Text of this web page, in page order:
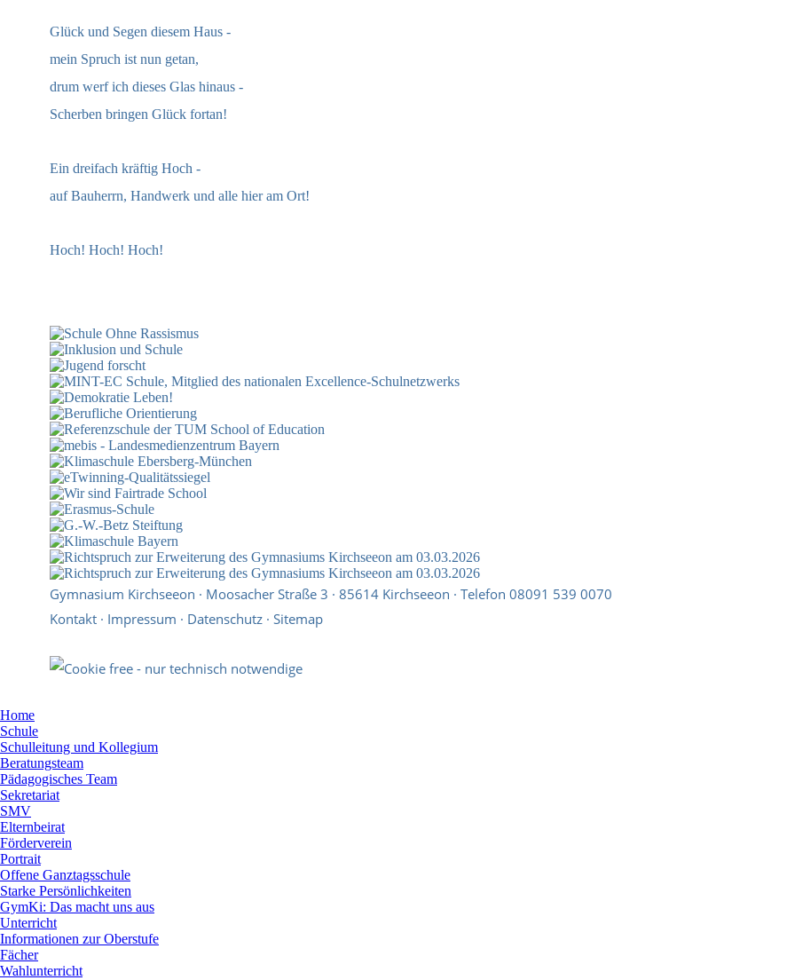
Glück und Segen diesem Haus -
mein Spruch ist nun getan,
drum werf ich dieses Glas hinaus -
Scherben bringen Glück fortan!
Ein dreifach kräftig Hoch -
auf Bauherrn, Handwerk und alle hier am Ort!
Hoch! Hoch! Hoch!
Gymnasium Kirchseeon · Moosacher Straße 3 · 85614 Kirchseeon · Telefon 08091 539 0070
Kontakt · Impressum · Datenschutz ·Sitemap
Home
Schule
Schulleitung und Kollegium
Beratungsteam
Pädagogisches Team
Sekretariat
SMV
Elternbeirat
Förderverein
Portrait
Offene Ganztagsschule
Starke Persönlichkeiten
GymKi: Das macht uns aus
Unterricht
Informationen zur Oberstufe
Fächer
Wahlunterricht